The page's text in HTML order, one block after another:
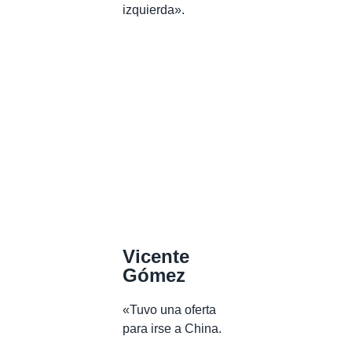
izquierda».
Vicente
Gómez
«Tuvo una oferta
para irse a China.